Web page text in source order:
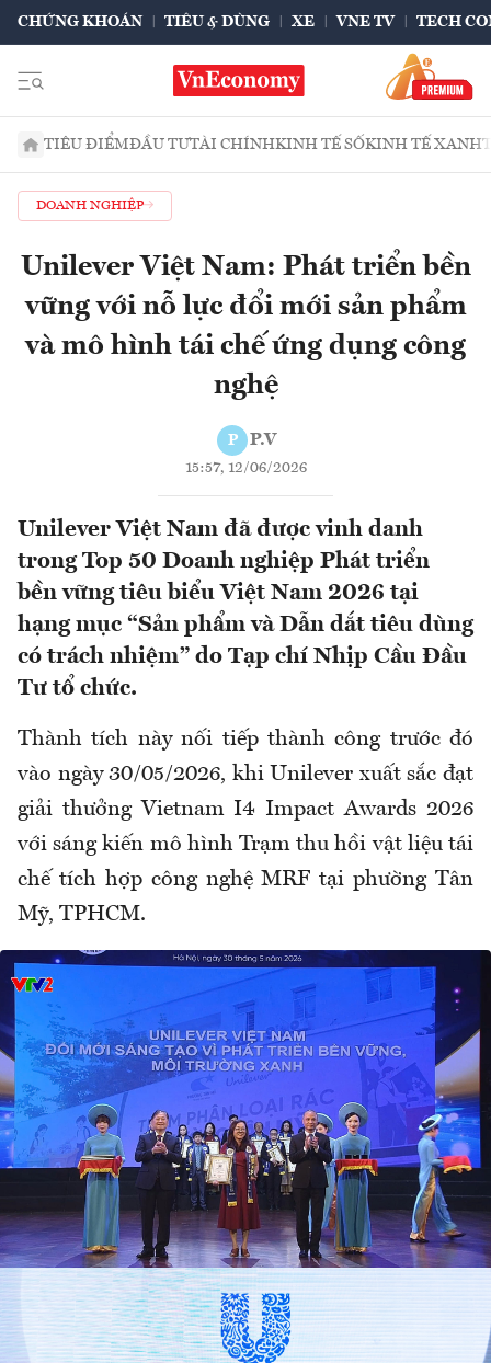
CHỨNG KHOÁN TIÊU & DÙNG XE VNE TV TECH
TIÊU ĐIỂMĐẦU TƯTÀI CHÍNHKINH TẾ SỐKINH TẾ XANH
DOANH NGHIỆP
Unilever Việt Nam: Phát triển bền
vững với nỗ lực đổi mới sản phẩm
và mô hình tái chế ứng dụng công
nghệ
P P.V
15:57, 12/06/2026
Unilever Việt Nam đã được vinh danh
trong Top 50 Doanh nghiệp Phát triển
bền vững tiêu biểu Việt Nam 2026 tại
hạng mục “Sản phẩm và Dẫn dắt tiêu dùng
có trách nhiệm” do Tạp chí Nhịp Cầu Đầu
Tư tổ chức.
Thành tích này nối tiếp thành công trước đó
vào ngày 30/05/2026, khi Unilever xuất sắc đạt
giải thưởng Vietnam I4 Impact Awards 2026
với sáng kiến mô hình Trạm thu hồi vật liệu tái
chế tích hợp công nghệ MRF tại phường Tân
Mỹ, TPHCM.